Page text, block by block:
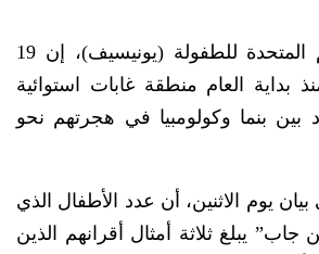
قالت منظمة الأمم المتحدة للطفولة (يونيسيف)، إن 19
بداية العام منطقة غابات استوائية
بنما وكولومبيا في هجرتهم نحو
يوم الاثنين، أن عدد الأطفال الذي
جاب” يبلغ ثلاثة أمثال أقرانهم الذين